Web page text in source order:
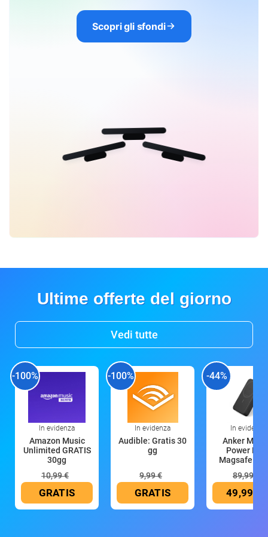
Scopri gli sfondi
Ultime offerte del giorno
Vedi tutte
-100%
In evidenza
Amazon Music
Unlimited GRATIS
30gg
10,99 €
GRATIS
-100%
In evidenza
Audible: Gratis 30
gg
9,99 €
GRATIS
-44%
In evidenza
Anker
Power
Magsafe
89,99 €
49,99 €